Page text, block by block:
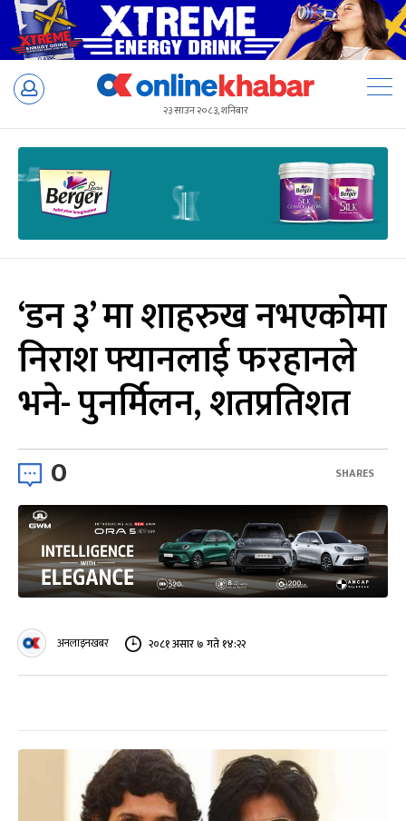
Skip
२३ साउन २०८३, शनिबार
‘डन ३’ मा शाहरुख नभएकोमा
निराश फ्यानलाई फरहानले
भने- पुनर्मिलन, शतप्रतिशत
0 SHARES
अनलाइनखबर २०८१ असार ७ गते १४:२२